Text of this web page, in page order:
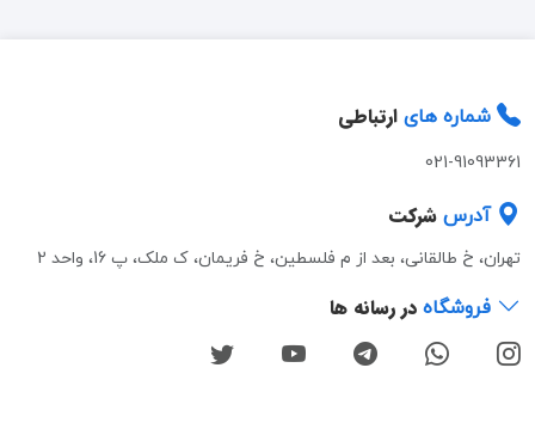
شماره های ارتباطی
021-91093361
آدرس شرکت
تهران، خ طالقانی، بعد از م فلسطین، خ فریمان، ک ملک، پ 16، واحد 2
فروشگاه در رسانه ها